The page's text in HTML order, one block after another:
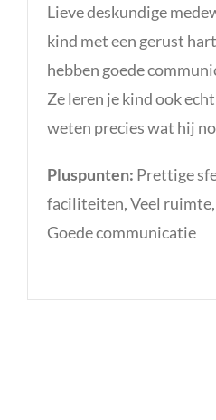
Lieve deskundige
kind met een gerust
hebben goede
Ze leren je kind ook
weten precies wat hij
Pluspunten: Prettige
faciliteiten, Veel
Goede communicatie